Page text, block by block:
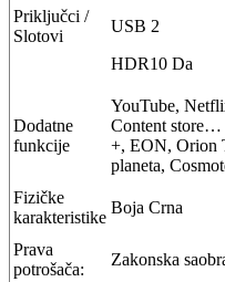
Priključci /
Slotovi
USB 2
HDR10 Da
Dodatne
funkcije
YouTube,
Content store…
+, EON, Orion
planeta,
Fizičke
karakteristike
Boja Crna
Prava
potrošača:
Zakonska